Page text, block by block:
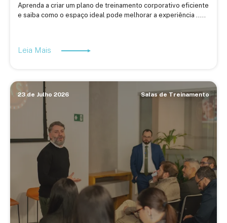
Aprenda a criar um plano de treinamento corporativo eficiente
e saiba como o espaço ideal pode melhorar a experiência .....
Leia Mais
23 de Julho 2026 Salas de Treinamento